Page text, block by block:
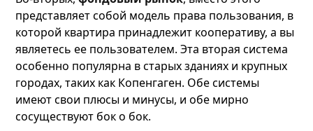
представляет собой модель права пользования, в
которой квартира принадлежит кооперативу, а вы
являетесь ее пользователем. Эта вторая система
особенно популярна в старых зданиях и крупных
городах, таких как Копенгаген. Обе системы
имеют свои плюсы и минусы, и обе мирно
сосуществуют бок о бок.